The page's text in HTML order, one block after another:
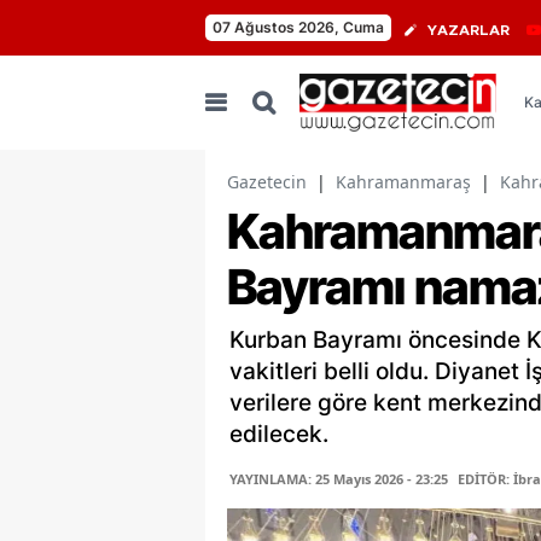
07 Ağustos 2026, Cuma YAZARLAR
Gazetecin | Kahramanmaraş |
Bayramı
Kurban Bayramı öncesinde
vakitleri belli oldu. Diyanet
verilere göre kent
edilecek.
YAYINLAMA: 25 Mayıs 2026 - 23:25 EDİTÖR: